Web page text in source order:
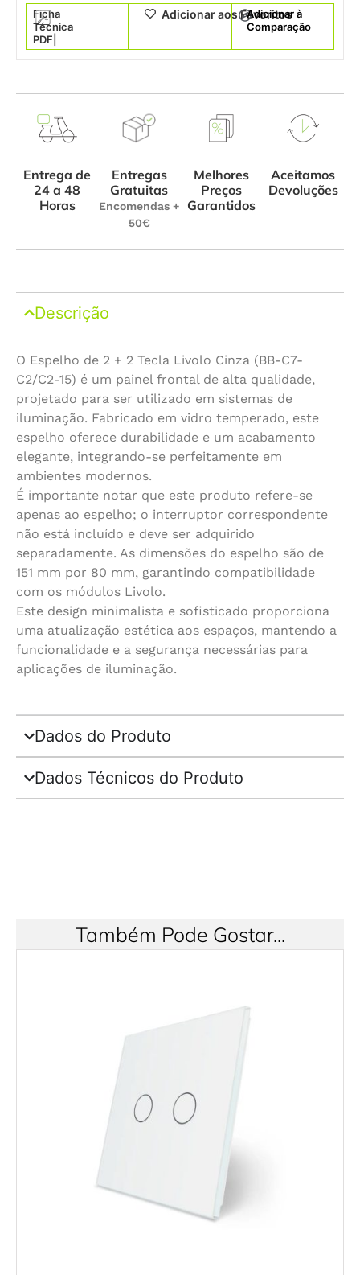
Ficha
Técnica
PDF|
Adicionar aos Favoritos
Adicionar à
Comparação
Entrega de
24 a 48
Horas
Entregas
Gratuitas
Encomendas +
50€
Melhores
Preços
Garantidos
Aceitamos
Devoluções
Descrição
O Espelho de 2 + 2 Tecla Livolo Cinza (BB-C7-
C2/C2-15) é um painel frontal de alta qualidade,
projetado para ser utilizado em sistemas de
iluminação. Fabricado em vidro temperado, este
espelho oferece durabilidade e um acabamento
elegante, integrando-se perfeitamente em
ambientes modernos.
É importante notar que este produto refere-se
apenas ao espelho; o interruptor correspondente
não está incluído e deve ser adquirido
separadamente. As dimensões do espelho são de
151 mm por 80 mm, garantindo compatibilidade
com os módulos Livolo.
Este design minimalista e sofisticado proporciona
uma atualização estética aos espaços, mantendo a
funcionalidade e a segurança necessárias para
aplicações de iluminação.
Dados do Produto
Dados Técnicos do Produto
Também Pode Gostar...